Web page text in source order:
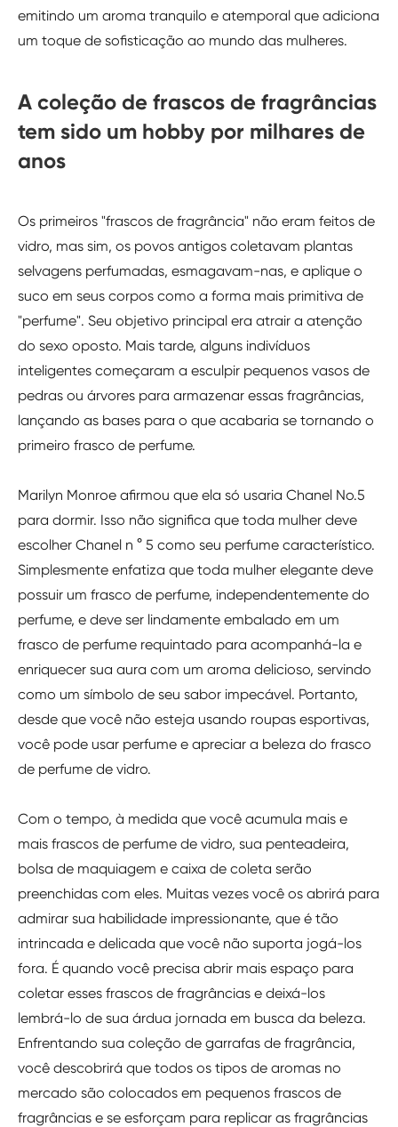
emitindo um aroma tranquilo e atemporal que adiciona
um toque de sofisticação ao mundo das mulheres.
A coleção de frascos de fragrâncias
tem sido um hobby por milhares de
anos
Os primeiros "frascos de fragrância" não eram feitos de
vidro, mas sim, os povos antigos coletavam plantas
selvagens perfumadas, esmagavam-nas, e aplique o
suco em seus corpos como a forma mais primitiva de
"perfume". Seu objetivo principal era atrair a atenção
do sexo oposto. Mais tarde, alguns indivíduos
inteligentes começaram a esculpir pequenos vasos de
pedras ou árvores para armazenar essas fragrâncias,
lançando as bases para o que acabaria se tornando o
primeiro frasco de perfume.
Marilyn Monroe afirmou que ela só usaria Chanel No.5
para dormir. Isso não significa que toda mulher deve
escolher Chanel n ° 5 como seu perfume característico.
Simplesmente enfatiza que toda mulher elegante deve
possuir um frasco de perfume, independentemente do
perfume, e deve ser lindamente embalado em um
frasco de perfume requintado para acompanhá-la e
enriquecer sua aura com um aroma delicioso, servindo
como um símbolo de seu sabor impecável. Portanto,
desde que você não esteja usando roupas esportivas,
você pode usar perfume e apreciar a beleza do frasco
de perfume de vidro.
Com o tempo, à medida que você acumula mais e
mais frascos de perfume de vidro, sua penteadeira,
bolsa de maquiagem e caixa de coleta serão
preenchidas com eles. Muitas vezes você os abrirá para
admirar sua habilidade impressionante, que é tão
intrincada e delicada que você não suporta jogá-los
fora. É quando você precisa abrir mais espaço para
coletar esses frascos de fragrâncias e deixá-los
lembrá-lo de sua árdua jornada em busca da beleza.
Enfrentando sua coleção de garrafas de fragrância,
você descobrirá que todos os tipos de aromas no
mercado são colocados em pequenos frascos de
fragrâncias e se esforçam para replicar as fragrâncias